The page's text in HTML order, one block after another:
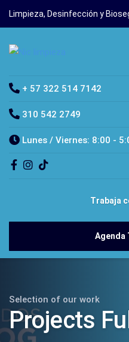
Limpieza, Desinfección y
+ 57 322 514 7142
310 542 2749
Lunes / Viernes: 8:00 -
Trabaja
Agenda
Selection of our work
Projects